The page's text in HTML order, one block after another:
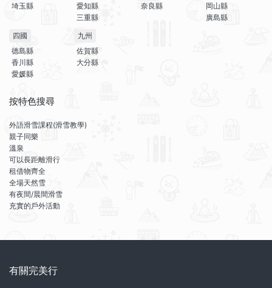
埼玉縣
愛知縣
三重縣
奈良縣
岡山縣
廣島縣
四國
德島縣
香川縣
愛媛縣
九州
佐賀縣
大分縣
按特色搜尋
外語滑雪課程(滑雪教學)
親子同樂
溫泉
可以長距離滑行
租借物齊全
全場天然雪
有夜間/晨間滑雪
充實的戶外活動
有關完美行